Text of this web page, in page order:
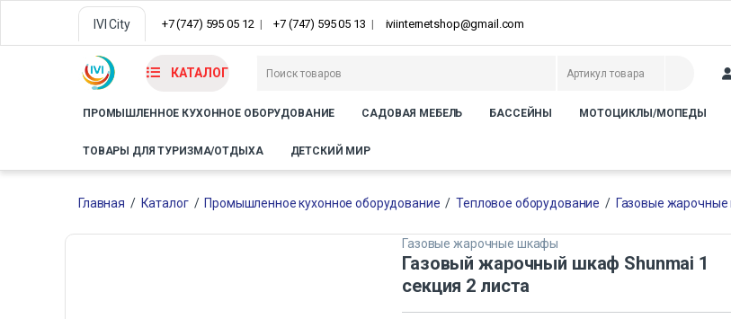
IVI City +7 (747) 595 05 12 +7 (747) 595 05 13 iviinternetshop@gmail.com
КАТАЛОГ
ПРОМЫШЛЕННОЕ КУХОННОЕ ОБОРУДОВАНИЕ САДОВАЯ МЕБЕЛЬ БАССЕЙНЫ МОТОЦИКЛЫ/МОПЕДЫ
ТОВАРЫ ДЛЯ ТУРИЗМА/ОТДЫХА ДЕТСКИЙ МИР
Главная / Каталог / Промышленное кухонное оборудование / Тепловое оборудование / Газовые
Газовые жарочные шкафы
Газовый жарочный шкаф Shunmai 1
секция 2 листа